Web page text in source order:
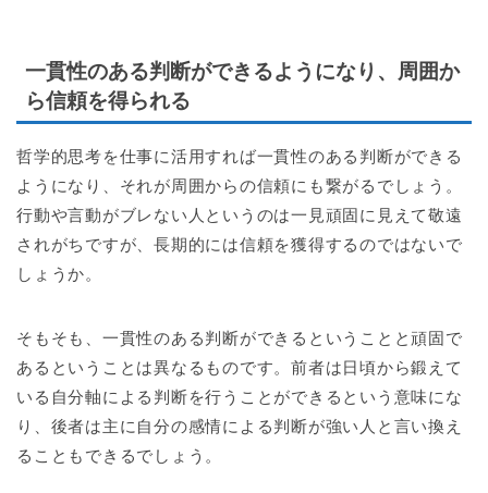
一貫性のある判断ができるようになり、周囲か
ら信頼を得られる
哲学的思考を仕事に活用すれば一貫性のある判断ができる
ようになり、それが周囲からの信頼にも繋がるでしょう。
行動や言動がブレない人というのは一見頑固に見えて敬遠
されがちですが、長期的には信頼を獲得するのではないで
しょうか。
そもそも、一貫性のある判断ができるということと頑固で
あるということは異なるものです。前者は日頃から鍛えて
いる自分軸による判断を行うことができるという意味にな
り、後者は主に自分の感情による判断が強い人と言い換え
ることもできるでしょう。